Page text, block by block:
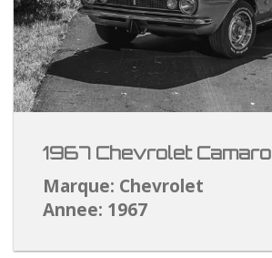
1967 Chevrolet Camaro
Marque: Chevrolet
Annee: 1967